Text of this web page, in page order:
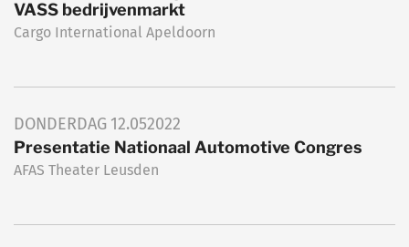
VASS bedrijvenmarkt
Cargo International Apeldoorn
DONDERDAG 12.052022
Presentatie Nationaal Automotive Congres
AFAS Theater Leusden